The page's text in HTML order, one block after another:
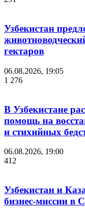
Узбекистан
гектаров
06.08.2026, 19:05
1 276
В Узбекистане
помощь на
и стихийных
06.08.2026, 19:00
412
Узбекистан и
бизнес-миссии в